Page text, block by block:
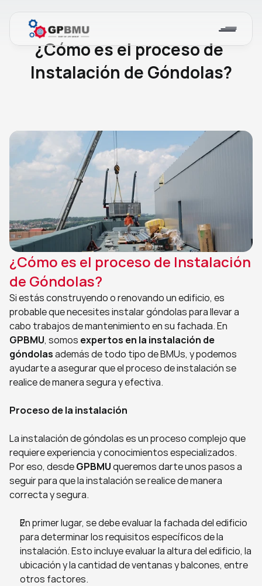
Blog
¿Cómo es el proceso de
Instalación de Góndolas?
¿Cómo es el proceso de Instalación
de Góndolas?
Si estás construyendo o renovando un edificio, es
probable que necesites instalar góndolas para llevar a
GPBMU, somos expertos en la instalación de
góndolas además de todo tipo de BMUs, y podemos
ayudarte a asegurar que el proceso de instalación se
realice de manera segura y efectiva.
Proceso de la instalación
La instalación de góndolas es un proceso complejo que
requiere experiencia y conocimientos especializados.
Por eso, desde GPBMU queremos darte unos pasos a
seguir para que la instalación se realice de manera
correcta y segura.
En primer lugar, se debe evaluar la fachada del edificio
para determinar los requisitos específicos de la
instalación. Esto incluye evaluar la altura del edificio, la
ubicación y la cantidad de ventanas y balcones, entre
otros factores.